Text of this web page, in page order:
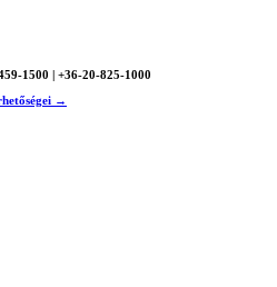
1500 | +36-20-825-1000
→